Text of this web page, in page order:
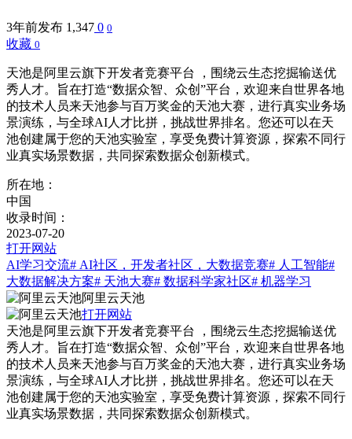
3年前发布 1,347 0 0
收藏 0
天池是阿里云旗下开发者竞赛平台 ，围绕云生态挖掘输送优
秀人才。旨在打造“数据众智、众创”平台，欢迎来自世界各地
的技术人员来天池参与百万奖金的天池大赛，进行真实业务场
景演练，与全球AI人才比拼，挑战世界排名。您还可以在天
池创建属于您的天池实验室，享受免费计算资源，探索不同行
业真实场景数据，共同探索数据众创新模式。
所在地：
中国
收录时间：
2023-07-20
打开网站
AI学习交流# AI社区，开发者社区，大数据竞赛# 人工智能#
大数据解决方案# 天池大赛# 数据科学家社区# 机器学习
阿里云天池
打开网站
天池是阿里云旗下开发者竞赛平台 ，围绕云生态挖掘输送优
秀人才。旨在打造“数据众智、众创”平台，欢迎来自世界各地
的技术人员来天池参与百万奖金的天池大赛，进行真实业务场
景演练，与全球AI人才比拼，挑战世界排名。您还可以在天
池创建属于您的天池实验室，享受免费计算资源，探索不同行
业真实场景数据，共同探索数据众创新模式。